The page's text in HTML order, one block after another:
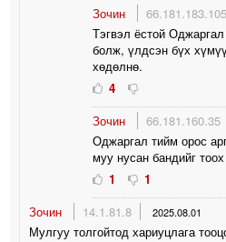
Зочин
66.181.183.105
Тэгвэл ёстой
болж, үлдсэн бүх
хөдөлнө.
4
Зочин
66.181.160.35
Оджаргал тийм орос
муу нусан бандийг
1
1
Зочин
14.1.81.8 2025.08.01
Мулгуу толгойтод хариуцлага